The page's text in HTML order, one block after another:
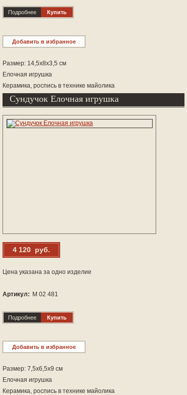
Подробнее Купить
Добавить в избранное
Размер: 14,5х8х3,5 см
Елочная игрушка
Керамика, роспись в технике майолика
Сундучок Елочная игрушка
4 120 руб.
Цена указана за одно изделие
Артикул: М 02 481
Подробнее Купить
Добавить в избранное
Размер: 7,5х6,5х9 см
Елочная игрушка
Керамика, роспись в технике майолика